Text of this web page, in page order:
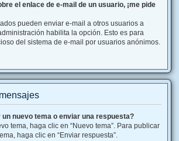
el enlace de e-mail de un usuario, ¡me pide
pueden enviar e-mail a otros usuarios a
habilita la opción. Esto es para
del sistema de e-mail por usuarios anónimos.
nuevo tema o enviar una respuesta?
tema, haga clic en “Nuevo tema”. Para publicar
haga clic en “Enviar respuesta”.